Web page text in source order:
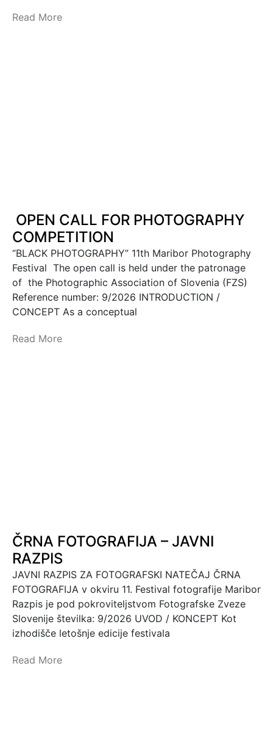
Read More
OPEN CALL FOR PHOTOGRAPHY
COMPETITION
“BLACK PHOTOGRAPHY” 11th Maribor Photography
Festival The open call is held under the patronage
of the Photographic Association of Slovenia (FZS)
Reference number: 9/2026 INTRODUCTION /
CONCEPT As a conceptual
Read More
ČRNA FOTOGRAFIJA – JAVNI
RAZPIS
JAVNI RAZPIS ZA FOTOGRAFSKI NATEČAJ ČRNA
FOTOGRAFIJA v okviru 11. Festival fotografije Maribor
Razpis je pod pokroviteljstvom Fotografske Zveze
Slovenije številka: 9/2026 UVOD / KONCEPT Kot
izhodišče letošnje edicije festivala
Read More